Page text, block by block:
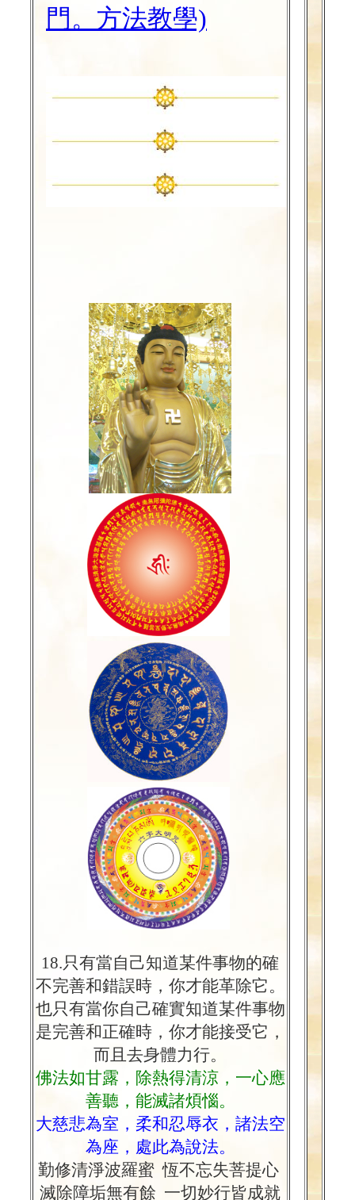
門。方法教學)
18.只有當自己知道某件事物的確
不完善和錯誤時，你才能革除它。
也只有當你自己確實知道某件事物
是完善和正確時，你才能接受它，
而且去身體力行。
佛法如甘露，除熱得清涼，一心應
善聽，能滅諸煩惱。
大慈悲為室，柔和忍辱衣，諸法空
為座，處此為說法。
勤修清淨波羅蜜恆不忘失菩提心
滅除障垢無有餘 一切妙行皆成就